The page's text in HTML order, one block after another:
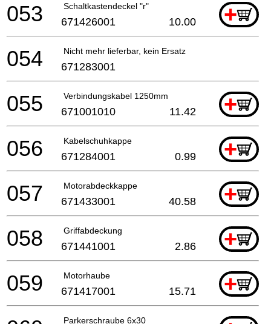
Schaltkastendeckel "r" +
053 671426001 10.00
Nicht mehr lieferbar, kein Ersatz
054 671283001
Verbindungskabel 1250mm +
055 671001010 11.42
Kabelschuhkappe +
056 671284001 0.99
Motorabdeckkappe +
057 671433001 40.58
Griffabdeckung +
058 671441001 2.86
Motorhaube +
059 671417001 15.71
Parkerschraube 6x30